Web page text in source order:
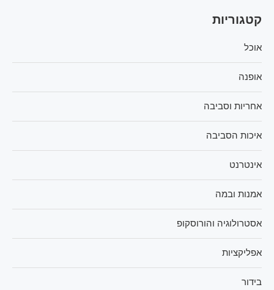
קטגוריות
אוכל
אופנה
אחריות וסביבה
איכות הסביבה
אינטרנט
אמנות ובמה
אסטרולוגיה והורוסקופ
אפליקציות
בידור